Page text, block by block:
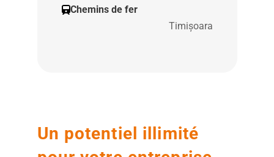
Un potentiel illimité
Chemins de fer
Timișoara